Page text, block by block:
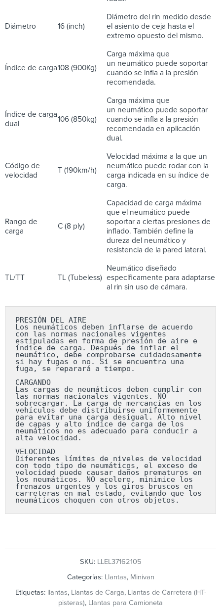
Diámetro 16 (inch)
Diámetro del rin medido desde
el asiento de ceja hasta el
extremo opuesto del mismo.
Índice de carga108 (900Kg)
Carga máxima que
un neumático puede soportar
cuando se infla a la presión
recomendada.
Índice de carga
dual
106 (850kg)
Carga máxima que
un neumático puede soportar
cuando se infla a la presión
recomendada en aplicación
dual.
Código de
velocidad
T (190km/h)
Velocidad máxima a la que un
neumático puede rodar con la
carga indicada en su índice de
carga.
Rango de
carga
C (8 ply)
Capacidad de carga máxima
que el neumático puede
soportar a ciertas presiones de
inflado. También define la
dureza del neumático y
resistencia de la pared lateral.
TL/TT TL (Tubeless)
Neumático diseñado
específicamente para adaptarse
al rin sin uso de cámara.
PRESIÓN DEL AIRE
Los neumáticos deben inflarse de acuerdo
con las normas nacionales vigentes
estipuladas en forma de presión de aire e
índice de carga. Después de inflar el
neumático, debe comprobarse cuidadosamente
si hay fugas o no. Si se encuentra una
fuga, se reparará a tiempo.
CARGANDO
Las cargas de neumáticos deben cumplir con
las normas nacionales vigentes. NO
sobrecargar. La carga de mercancías en los
vehículos debe distribuirse uniformemente
para evitar una carga desigual. Alto nivel
de capas y alto índice de carga de los
neumáticos no es adecuado para conducir a
alta velocidad.
VELOCIDAD
Diferentes límites de niveles de velocidad
con todo tipo de neumáticos, el exceso de
velocidad puede causar daños prematuros en
los neumáticos. NO acelere, minimice los
frenazos urgentes y los giros bruscos en
carreteras en mal estado, evitando que los
neumáticos choquen con otros objetos.
SKU: LLEL37162105
Categorías: Llantas, Minivan
Etiquetas: llantas, Llantas de Carga, Llantas de Carretera (HT-
pisteras), Llantas para Camioneta